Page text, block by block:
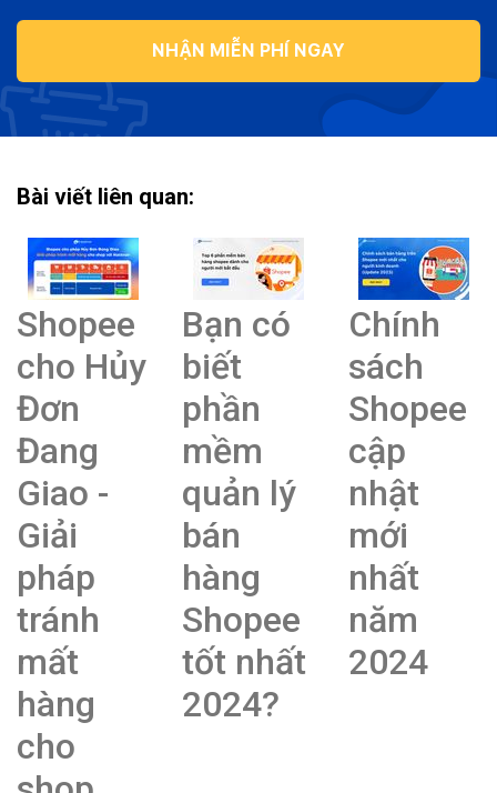
NHẬN MIỄN PHÍ NGAY
Bài viết liên quan:
Shopee
cho Hủy
Đơn
Đang
Giao -
Giải
pháp
tránh
mất
hàng
cho
Bạn có
biết
phần
mềm
quản lý
bán
hàng
Shopee
tốt nhất
2024?
Chính
sách
Shopee
cập
nhật
mới
nhất
năm
2024